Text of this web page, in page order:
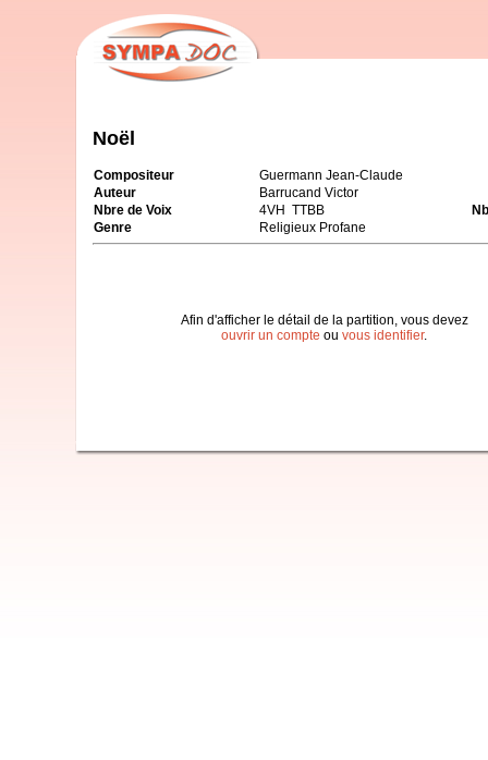
Noël
Compositeur
Guermann Jean-Claude
Auteur
Barrucand Victor
Nbre de Voix
4VH TTBB
Genre
Religieux Profane
Afin d'afficher le détail de la partition, vous devez
ouvrir un compte ou vous identifier.